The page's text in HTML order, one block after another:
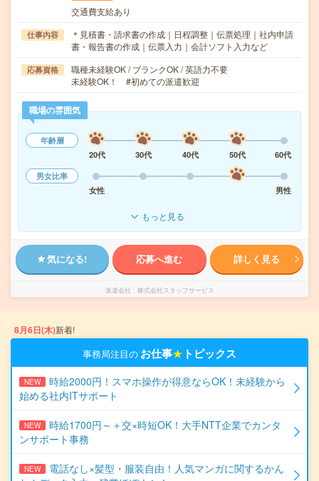
交通費支給あり
仕事内容
＊見積書・請求書の作成｜日程調整｜伝票処理｜社内申請
書・報告書の作成｜伝票入力｜会計ソフト入力など
応募資格
職種未経験OK / ブランクOK / 英語力不要
未経験OK！ #初めての派遣歓迎
職場の雰囲気
年齢層
20代
30代 40代 50代
60代
男女比率
女性
男性
もっと見る
気になる! 応募へ進む 詳しく見る
派遣会社 株式会社スタッフサービス
8月6日(木)新着!
事務局注目の お仕事★ トピックス
NEW
時給2000円！スマホ操作が得意ならOK！未経験から
始める社内ITサポート
NEW
時給1700円～＋交×時短OK！大手NTT企業でカンタ
ンサポート事務
NEW
電話なし×髪型・服装自由！人気マンガに関するかん